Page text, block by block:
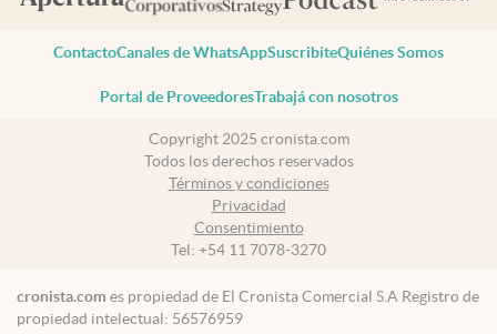
ContactoCanales de WhatsAppSuscribiteQuiénes Somos
Portal de ProveedoresTrabajá con nosotros
Copyright 2025 cronista.com
Todos los derechos reservados
Términos y condiciones
Privacidad
Consentimiento
Tel: +54 11 7078-3270
cronista.com es propiedad de El Cronista Comercial S.A Registro de
propiedad intelectual: 56576959